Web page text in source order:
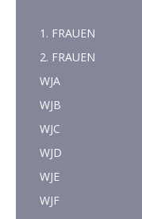
1. FRAUEN
2. FRAUEN
WJA
WJB
WJC
WJD
WJE
WJF